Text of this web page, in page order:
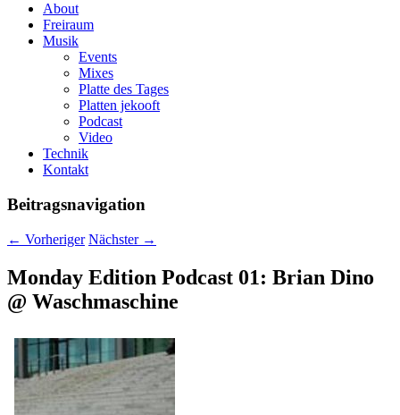
About
Freiraum
Musik
Events
Mixes
Platte des Tages
Platten jekooft
Podcast
Video
Technik
Kontakt
Beitragsnavigation
← Vorheriger Nächster →
Monday Edition Podcast 01: Brian Dino
@ Waschmaschine